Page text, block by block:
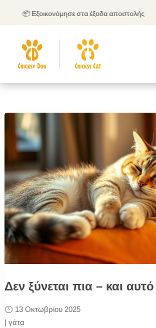
📦 Εξοικονόμησε στα έξοδα αποστολής
Δεν ξύνεται πια – και
13 Οκτωβρίου 2025
| γάτα